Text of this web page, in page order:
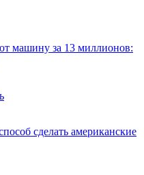
машину за 13 миллионов:
сделать американские